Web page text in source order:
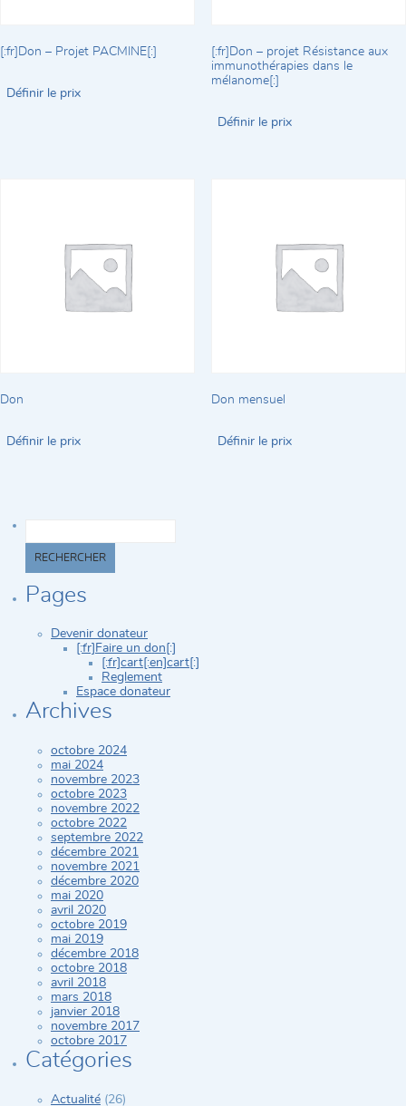
[:fr]Don – Projet PACMINE[:]
Définir le prix
[:fr]Don – projet Résistance aux
immunothérapies dans le
mélanome[:]
Définir le prix
Don
Définir le prix
Don mensuel
Définir le prix
Pages
Devenir donateur
[:fr]Faire un don[:]
[:fr]cart[:en]cart[:]
Reglement
Espace donateur
Archives
octobre 2024
mai 2024
novembre 2023
octobre 2023
novembre 2022
octobre 2022
septembre 2022
décembre 2021
novembre 2021
décembre 2020
mai 2020
avril 2020
octobre 2019
mai 2019
décembre 2018
octobre 2018
avril 2018
mars 2018
janvier 2018
novembre 2017
octobre 2017
Catégories
Actualité (26)